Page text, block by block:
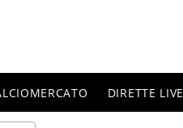
DIRETTE LIVE